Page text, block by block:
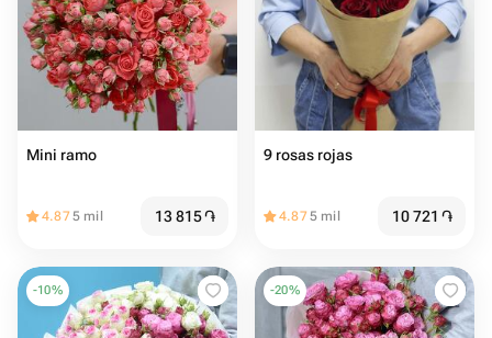
Mini ramo
4.875 mil 13 815֏
9 rosas rojas
4.875 mil 10 721 ֏
-10% -20%